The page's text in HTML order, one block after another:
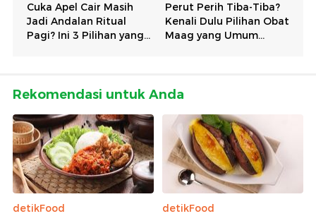
Rekomendasi untuk Anda
detikFood
detikFood